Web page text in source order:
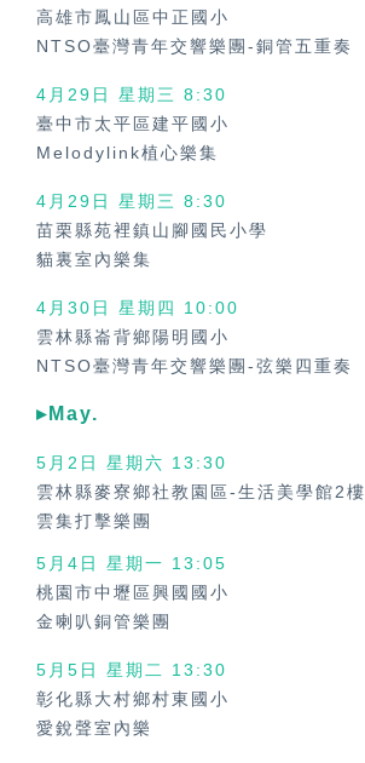
高雄市鳳山區中正國小
NTSO臺灣青年交響樂團-銅管五重奏
4月29日 星期三 8:30
臺中市太平區建平國小
Melodylink植心樂集
4月29日 星期三 8:30
苗栗縣苑裡鎮山腳國民小學
貓裏室內樂集
4月30日 星期四
10:00
雲林縣崙背鄉陽明國小
NTSO臺灣青年交響樂團-弦樂四重奏
▸May.
5月2日 星期六 13:30
雲林縣麥寮鄉社教園區-生活美學館2樓
雲集打擊樂團
5月4日 星期一 13:05
桃園市中壢區興國國小
金喇叭銅管樂團
5月5日 星期二 13:30
彰化縣大村鄉村東國小
愛銳聲室內樂